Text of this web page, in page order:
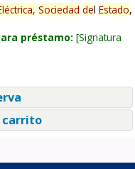
Sociedad del Estado,
préstamo: Signatura